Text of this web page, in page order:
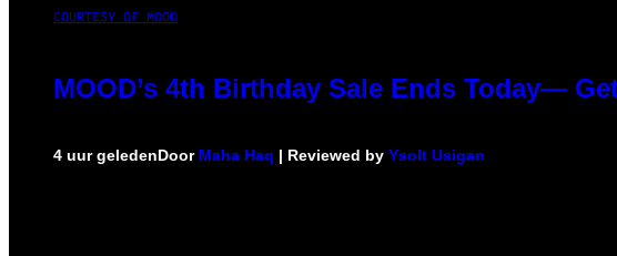
COURTESY OF MOOD
MOOD’s 4th Birthday Sale Ends Today—
4 uur geledenDoor Maha Haq | Reviewed by Ysolt Usigan